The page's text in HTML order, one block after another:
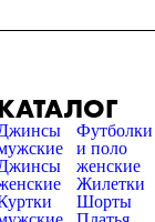
Футболки
и поло
женские
Жилетки
Шорты